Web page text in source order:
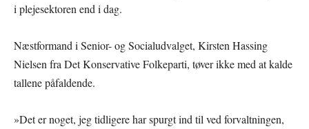
i plejesektoren end i dag.
Næstformand i Senior- og Socialudvalget, Kirsten Hassing
Nielsen fra Det Konservative Folkeparti, tøver ikke med at kalde
tallene påfaldende.
»Det er noget, jeg tidligere har spurgt ind til ved forvaltningen,